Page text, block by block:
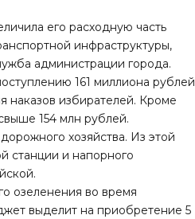
его расходную часть
инфраструктуры,
администрации города.
161 миллиона рублей
наказов избирателей. Кроме
154 млн рублей.
хозяйства. Из этой
станции и напорного
озеленения во время
выделит на приобретение 5